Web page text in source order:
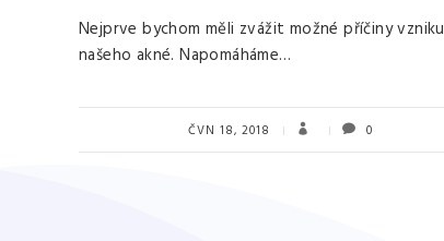
Nejprve bychom měli zvážit možné příčiny vzniku
našeho akné. Napomáháme…
ČVN 18, 2018 0